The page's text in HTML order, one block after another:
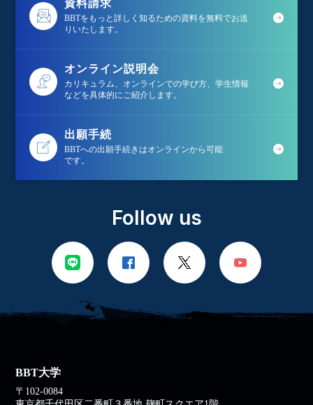
資料請求
BBTをもっと詳しく知るための資料を無料でお送
りいたします。
オンライン説明会
カリキュラム、オンラインでの学び方、学生情報
などを具体的にご紹介します。
出願手続
BBTへの出願手続きはオンラインから可能
です。
Follow us
BBT大学
〒102-0084